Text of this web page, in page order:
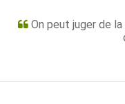
On peut juger de